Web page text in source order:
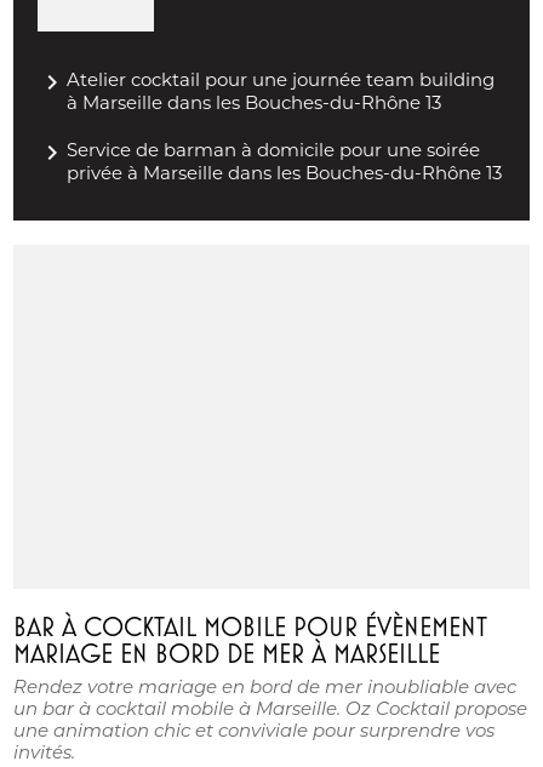
navigate_nextAtelier cocktail pour une journée team building
à Marseille dans les Bouches-du-Rhône 13
navigate_nextService de barman à domicile pour une soirée
privée à Marseille dans les Bouches-du-Rhône 13
BAR À COCKTAIL MOBILE POUR ÉVÈNEMENT
MARIAGE EN BORD DE MER À MARSEILLE
Rendez votre mariage en bord de mer inoubliable avec
un bar à cocktail mobile à Marseille. Oz Cocktail propose
une animation chic et conviviale pour surprendre vos
invités.